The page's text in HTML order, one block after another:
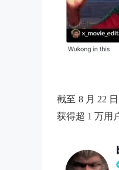
截至 8 月 22
获得超 1 万用